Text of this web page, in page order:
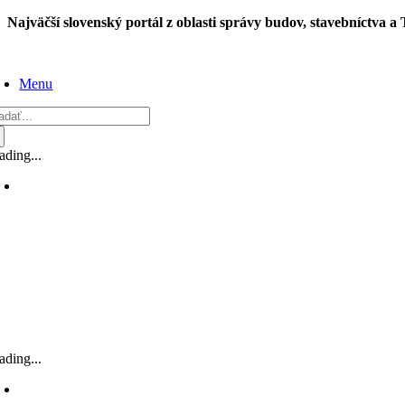
Skip
Najväčší slovenský portál z oblasti správy budov, stavebníctva a
Menu